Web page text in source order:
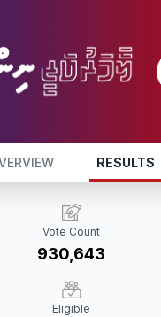
RESULTS
Vote Count
930,643
Eligible